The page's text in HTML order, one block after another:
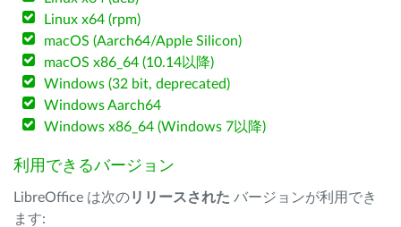
Linux x64 (rpm)
macOS (Aarch64/Apple Silicon)
macOS x86_64 (10.14以降)
Windows (32 bit, deprecated)
Windows Aarch64
Windows x86_64 (Windows 7以降)
利用できるバージョン
LibreOffice は次のリリースされた バージョンが利用でき
ます: